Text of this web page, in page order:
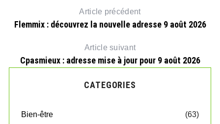
Article précédent
Flemmix : découvrez la nouvelle adresse 9 août 2026
Article suivant
Cpasmieux : adresse mise à jour pour 9 août 2026
CATEGORIES
Bien-être (63)